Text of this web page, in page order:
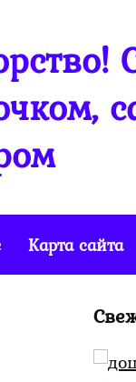
Карта сайта